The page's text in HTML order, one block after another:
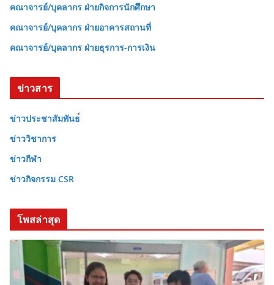
คณาจารย์/บุคลากร ฝ่ายกิจการนักศึกษา
คณาจารย์/บุคลากร ฝ่ายอาคารสถานที่
คณาจารย์/บุคลากร ฝ่ายธุรการ-การเงิน
ข่าวสาร
ข่าวประชาสัมพันธ
ข่าววิชาการ
ข่าวกีฬา
ข่าวกิจกรรม CSR
โพสล่าสุด